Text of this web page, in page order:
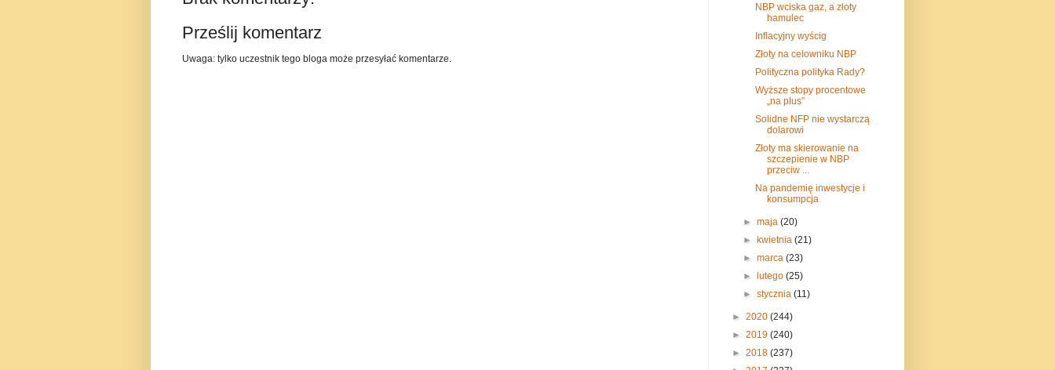
Prześlij komentarz
Uwaga: tylko uczestnik tego bloga może przesyłać komentarze.
NBP wciska gaz, a złoty
hamulec
Inflacyjny wyścig
Złoty na celowniku NBP
Polityczna polityka Rady?
Wyższe stopy procentowe
„na plus”
Solidne NFP nie wystarczą
dolarowi
Złoty ma skierowanie na
szczepienie w NBP
przeciw ...
Na pandemię inwestycje i
konsumpcja
►maja(20)
►kwietnia(21)
►marca(23)
►lutego(25)
►stycznia(11)
► 2020 (244)
► 2019 (240)
► 2018 (237)